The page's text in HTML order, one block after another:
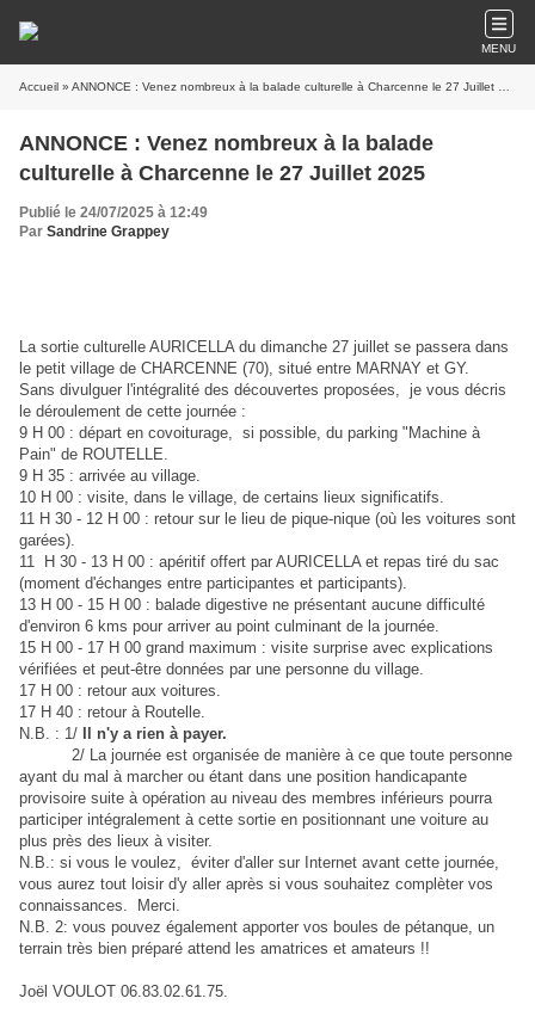
MENU
Accueil » ANNONCE : Venez nombreux à la balade culturelle à Charcenne le 27 Juillet 2025
ANNONCE : Venez nombreux à la balade
culturelle à Charcenne le 27 Juillet 2025
Publié le 24/07/2025 à 12:49
Par Sandrine Grappey
La sortie culturelle AURICELLA du dimanche 27 juillet se passera dans
le petit village de CHARCENNE (70), situé entre MARNAY et GY.
Sans divulguer l'intégralité des découvertes proposées, je vous décris
le déroulement de cette journée :
9 H 00 : départ en covoiturage, si possible, du parking "Machine à
Pain" de ROUTELLE.
9 H 35 : arrivée au village.
10 H 00 : visite, dans le village, de certains lieux significatifs.
11 H 30 - 12 H 00 : retour sur le lieu de pique-nique (où les voitures sont
garées).
11 H 30 - 13 H 00 : apéritif offert par AURICELLA et repas tiré du sac
(moment d'échanges entre participantes et participants).
13 H 00 - 15 H 00 : balade digestive ne présentant aucune difficulté
d'environ 6 kms pour arriver au point culminant de la journée.
15 H 00 - 17 H 00 grand maximum : visite surprise avec explications
vérifiées et peut-être données par une personne du village.
17 H 00 : retour aux voitures.
17 H 40 : retour à Routelle.
N.B. : 1/ Il n'y a rien à payer.
2/ La journée est organisée de manière à ce que toute personne
ayant du mal à marcher ou étant dans une position handicapante
provisoire suite à opération au niveau des membres inférieurs pourra
participer intégralement à cette sortie en positionnant une voiture au
plus près des lieux à visiter.
N.B.: si vous le voulez, éviter d'aller sur Internet avant cette journée,
vous aurez tout loisir d'y aller après si vous souhaitez complèter vos
connaissances. Merci.
N.B. 2: vous pouvez également apporter vos boules de pétanque, un
terrain très bien préparé attend les amatrices et amateurs !!
Joël VOULOT 06.83.02.61.75.